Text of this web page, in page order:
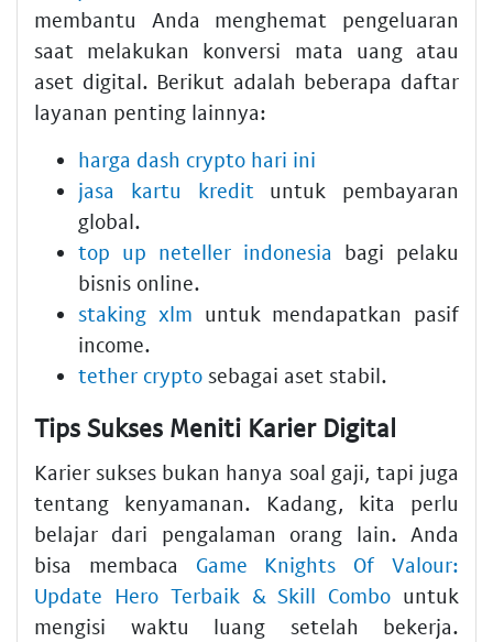
membantu Anda menghemat pengeluaran
saat melakukan konversi mata uang atau
aset digital. Berikut adalah beberapa daftar
layanan penting lainnya:
harga dash crypto hari ini
jasa kartu kredit untuk pembayaran
global.
top up neteller indonesia bagi pelaku
bisnis online.
staking xlm untuk mendapatkan pasif
income.
tether crypto sebagai aset stabil.
Tips Sukses Meniti Karier Digital
Karier sukses bukan hanya soal gaji, tapi juga
tentang kenyamanan. Kadang, kita perlu
belajar dari pengalaman orang lain. Anda
bisa membaca Game Knights Of Valour:
Update Hero Terbaik & Skill Combo untuk
mengisi waktu luang setelah bekerja.